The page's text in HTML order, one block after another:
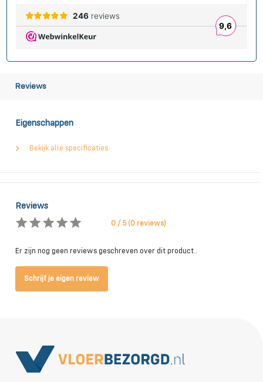
Reviews
Eigenschappen
Bekijk alle specificaties
Reviews
0 / 5 (0 reviews)
Er zijn nog geen reviews geschreven over dit product..
Schrijf je eigen review